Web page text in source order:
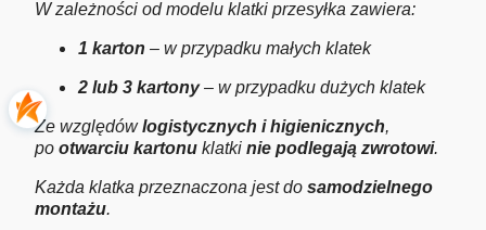
W zależności od modelu klatki przesyłka zawiera:
1 karton – w przypadku małych klatek
2 lub 3 kartony– w przypadku dużych klatek
Ze względówlogistycznych i higienicznych,
po otwarciu kartonu klatki nie podlegają zwrotowi.
Każda klatka przeznaczona jest do samodzielnego
montażu.